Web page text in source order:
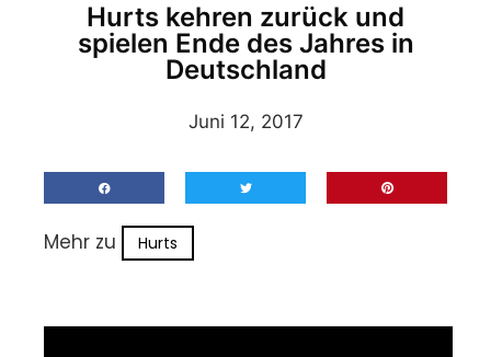
Hurts kehren zurück und
spielen Ende des Jahres in
Deutschland
Juni 12, 2017
Mehr zu Hurts